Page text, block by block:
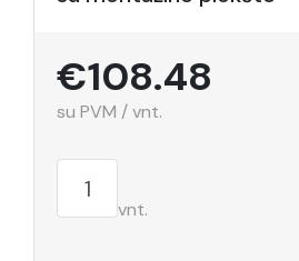
€108.48
su PVM / vnt.
vnt.